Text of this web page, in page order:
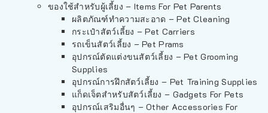
ของใช้สำหรับผู้เลี้ยง – Items For Pet Parents
ผลิตภัณฑ์ทำความสะอาด – Pet Cleaning
กระเป๋าสัตว์เลี้ยง – Pet Carriers
รถเข็นสัตว์เลี้ยง – Pet Prams
อุปกรณ์ตัดแต่งขนสัตว์เลี้ยง – Pet Grooming
Supplies
อุปกรณ์การฝึกสัตว์เลี้ยง – Pet Training Supplies
แก็ดเจ็ตสำหรับสัตว์เลี้ยง – Gadgets For Pets
อุปกรณ์เสริมอื่นๆ – Other Accessories For